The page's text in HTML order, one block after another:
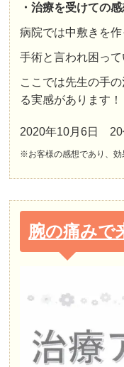
・治療を受けての
病院では中敷きを
手術と言われ困って
ここでは先生の手
る実感があります！
2020年10月6日 20
※お客様の感想であり、効
腕の痛みで